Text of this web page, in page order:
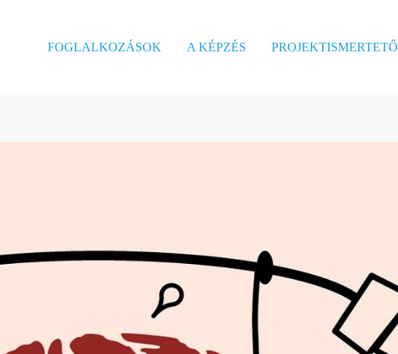
FOGLALKOZÁSOK A KÉPZÉS PROJEKTISMERTETŐ